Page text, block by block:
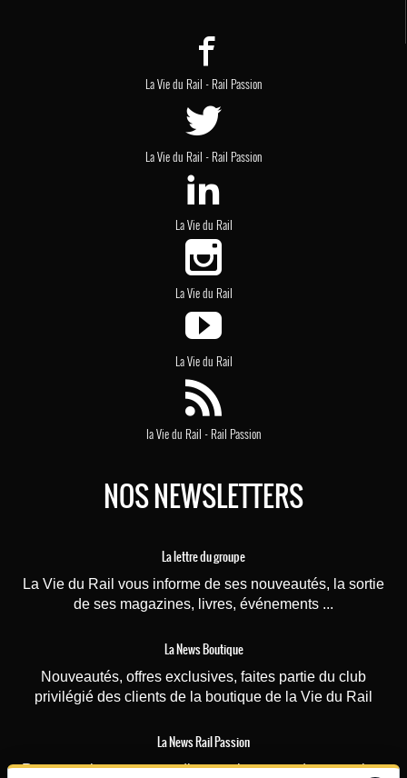
La Vie du Rail - Rail Passion
La Vie du Rail - Rail Passion
La Vie du Rail
La Vie du Rail
La Vie du Rail
la Vie du Rail - Rail Passion
NOS NEWSLETTERS
La lettre du groupe
La Vie du Rail vous informe de ses nouveautés, la sortie
de ses magazines, livres, événements ...
La News Boutique
Nouveautés, offres exclusives, faites partie du club
privilégié des clients de la boutique de la Vie du Rail
La News Rail Passion
Recevez chaque mercredi toutes les actus du magazine,